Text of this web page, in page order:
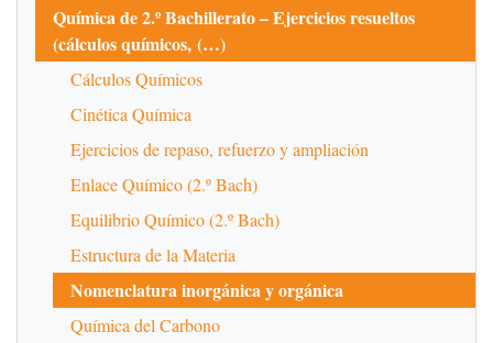
Química de 2.º Bachillerato – Ejercicios resueltos
(cálculos químicos, (…)
Cálculos Químicos
Cinética Química
Ejercicios de repaso, refuerzo y ampliación
Enlace Químico (2.º Bach)
Equilibrio Químico (2.º Bach)
Estructura de la Materia
Nomenclatura inorgánica y orgánica
Química del Carbono